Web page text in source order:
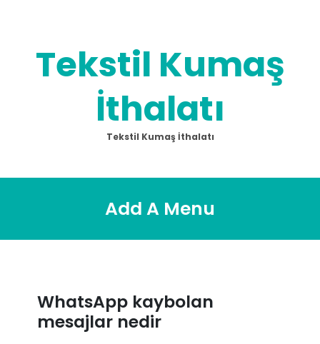
Tekstil Kumaş
İthalatı
Tekstil Kumaş İthalatı
Add A Menu
WhatsApp kaybolan
mesajlar nedir